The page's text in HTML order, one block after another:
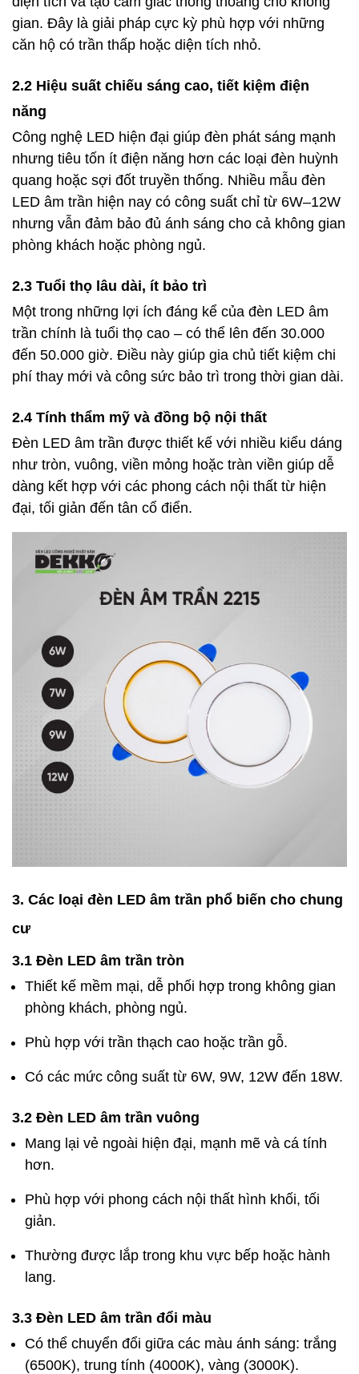
gian. Đây là giải pháp cực kỳ phù hợp với những
căn hộ có trần thấp hoặc diện tích nhỏ.
2.2 Hiệu suất chiếu sáng cao, tiết kiệm điện
năng
Công nghệ LED hiện đại giúp đèn phát sáng mạnh
nhưng tiêu tốn ít điện năng hơn các loại đèn huỳnh
quang hoặc sợi đốt truyền thống. Nhiều mẫu đèn
LED âm trần hiện nay có công suất chỉ từ 6W–12W
nhưng vẫn đảm bảo đủ ánh sáng cho cả không gian
phòng khách hoặc phòng ngủ.
2.3 Tuổi thọ lâu dài, ít bảo trì
Một trong những lợi ích đáng kể của đèn LED âm
trần chính là tuổi thọ cao – có thể lên đến 30.000
đến 50.000 giờ. Điều này giúp gia chủ tiết kiệm chi
phí thay mới và công sức bảo trì trong thời gian dài.
2.4 Tính thẩm mỹ và đồng bộ nội thất
Đèn LED âm trần được thiết kế với nhiều kiểu dáng
như tròn, vuông, viền mỏng hoặc tràn viền giúp dễ
dàng kết hợp với các phong cách nội thất từ hiện
đại, tối giản đến tân cổ điển.
3. Các loại đèn LED âm trần phổ biến cho chung
cư
3.1 Đèn LED âm trần tròn
Thiết kế mềm mại, dễ phối hợp trong không gian
phòng khách, phòng ngủ.
Phù hợp với trần thạch cao hoặc trần gỗ.
Có các mức công suất từ 6W, 9W, 12W đến 18W.
3.2 Đèn LED âm trần vuông
Mang lại vẻ ngoài hiện đại, mạnh mẽ và cá tính
hơn.
Phù hợp với phong cách nội thất hình khối, tối
giản.
Thường được lắp trong khu vực bếp hoặc hành
lang.
3.3 Đèn LED âm trần đổi màu
Có thể chuyển đổi giữa các màu ánh sáng: trắng
(6500K), trung tính (4000K), vàng (3000K).